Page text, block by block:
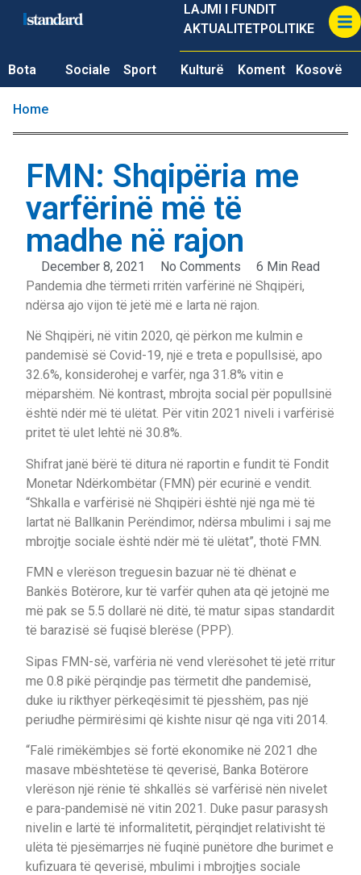
LAJMI I FUNDIT
AKTUALITETPOLITIKE
Bota Sociale Sport Kulturë Koment Kosovë
Home
FMN: Shqipëria me
varfërinë më të
madhe në rajon
December 8, 2021 No Comments
6 Min Read
Pandemia dhe tërmeti rritën varfërinë në Shqipëri,
ndërsa ajo vijon të jetë më e larta në rajon.
Në Shqipëri, në vitin 2020, që përkon me kulmin e
pandemisë së Covid-19, një e treta e popullsisë, apo
32.6%, konsiderohej e varfër, nga 31.8% vitin e
mëparshëm. Në kontrast, mbrojta social për popullsinë
është ndër më të ulëtat. Për vitin 2021 niveli i varfërisë
pritet të ulet lehtë në 30.8%.
Shifrat janë bërë të ditura në raportin e fundit të Fondit
Monetar Ndërkombëtar (FMN) për ecurinë e vendit.
“Shkalla e varfërisë në Shqipëri është një nga më të
lartat në Ballkanin Perëndimor, ndërsa mbulimi i saj me
mbrojtje sociale është ndër më të ulëtat”, thotë FMN.
FMN e vlerëson treguesin bazuar në të dhënat e
Bankës Botërore, kur të varfër quhen ata që jetojnë me
më pak se 5.5 dollarë në ditë, të matur sipas standardit
të barazisë së fuqisë blerëse (PPP).
Sipas FMN-së, varfëria në vend vlerësohet të jetë rritur
me 0.8 pikë përqindje pas tërmetit dhe pandemisë,
duke iu rikthyer përkeqësimit të pjesshëm, pas një
periudhe përmirësimi që kishte nisur që nga viti 2014.
“Falë rimëkëmbjes së fortë ekonomike në 2021 dhe
masave mbështetëse të qeverisë, Banka Botërore
vlerëson një rënie të shkallës së varfërisë nën nivelet
e para-pandemisë në vitin 2021. Duke pasur parasysh
nivelin e lartë të informalitetit, përqindjet relativisht të
ulëta të pjesëmarrjes në fuqinë punëtore dhe burimet e
kufizuara të qeverisë, mbulimi i mbrojtjes sociale